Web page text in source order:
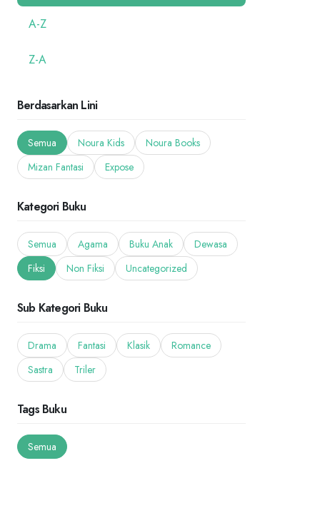
A-Z
Z-A
Berdasarkan Lini
Semua Noura Kids
Noura Books
Mizan Fantasi
Expose
Kategori Buku
Semua Agama Buku Anak
Dewasa
Fiksi
Non Fiksi Uncategorized
Sub Kategori Buku
Drama Fantasi Klasik
Romance
Sastra
Triler
Tags Buku
Semua